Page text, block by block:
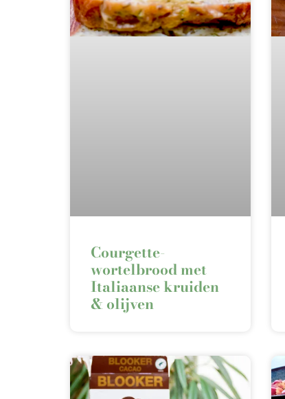
Courgette-
wortelbrood met
Italiaanse kruiden
& olijven